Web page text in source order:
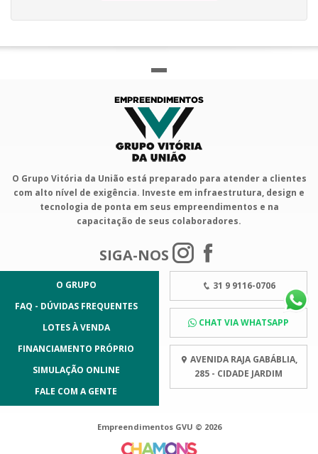
O Grupo Vitória da União está preparado para atender a clientes
com alto nível de exigência. Investe em infraestrutura, design e
tecnologia de ponta em seus empreendimentos e na
capacitação de seus colaboradores.
SIGA-NOS
O GRUPO
FAQ - DÚVIDAS FREQUENTES
LOTES À VENDA
FINANCIAMENTO PRÓPRIO
SIMULAÇÃO ONLINE
FALE COM A GENTE
31 9 9116-0706
CHAT VIA WHATSAPP
AVENIDA RAJA GABÁBLIA,
285 - CIDADE JARDIM
Empreendimentos GVU © 2026